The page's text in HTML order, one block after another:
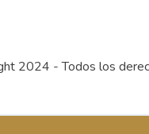
2024 - Todos los